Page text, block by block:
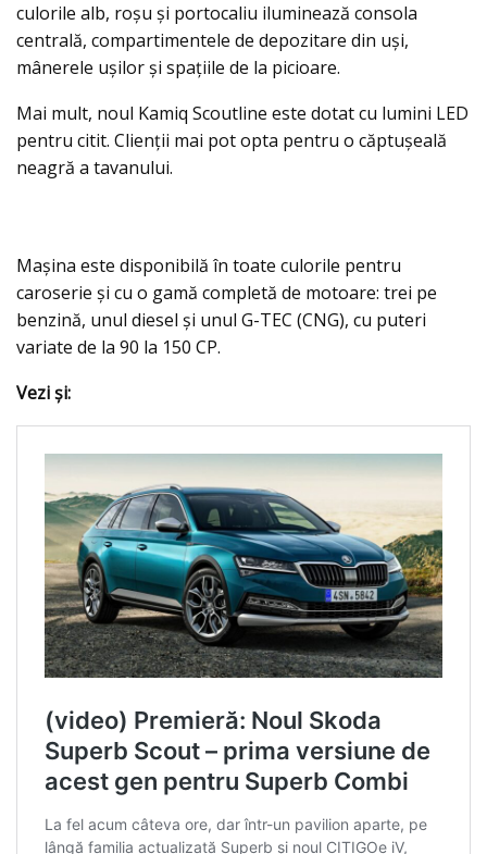
culorile alb, roșu și portocaliu iluminează consola
centrală, compartimentele de depozitare din uși,
mânerele ușilor și spaţiile de la picioare.
Mai mult, noul Kamiq Scoutline este dotat cu lumini LED
pentru citit. Clienții mai pot opta pentru o căptușeală
neagră a tavanului.
Maşina este disponibilă în toate culorile pentru
caroserie și cu o gamă completă de motoare: trei pe
benzină, unul diesel și unul G-TEC (CNG), cu puteri
variate de la 90 la 150 CP.
Vezi şi: